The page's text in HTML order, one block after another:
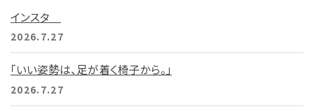
インスタ
2026.7.27
「いい姿勢は、足が着く椅子から。」
2026.7.27